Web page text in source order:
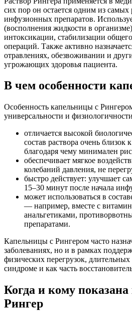
сих пор он остается одним из
инфузионных препаратов.
(восполнения жидкости в
интоксикации, стабилизации
операций. Также активно
отравлениях, обезвоживании и
угрожающих здоровья пациента.
В чем особенности
Особенность капельницы с
универсальности и
отличается высокой
состав раствора очень
благодаря чему минимален
обеспечивает мягкое
колебаний давления, не
быстро действует: улучшает
15–30 минут после начала
может использоваться в
— например, вместе с
анальгетиками,
препаратами.
Капельницы с Рингером часто
заболеваниях, но и в рамках
физических перегрузок,
синдроме и как часть
Когда и кому
Рингер